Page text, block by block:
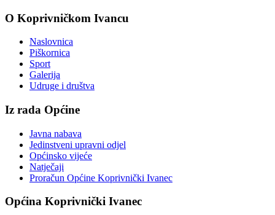
O Koprivničkom Ivancu
Naslovnica
Piškornica
Sport
Galerija
Udruge i društva
Iz rada Općine
Javna nabava
Jedinstveni upravni odjel
Općinsko vijeće
Natječaji
Proračun Općine Koprivnički Ivanec
Općina Koprivnički Ivanec